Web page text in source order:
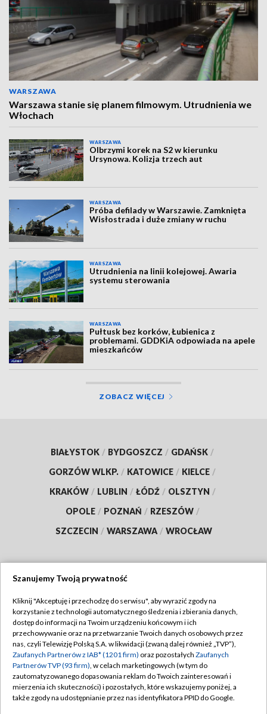
WARSZAWA
Warszawa stanie się planem filmowym. Utrudnienia we
Włochach
WARSZAWA
Olbrzymi korek na S2 w kierunku
Ursynowa. Kolizja trzech aut
WARSZAWA
Próba defilady w Warszawie. Zamknięta
Wisłostrada i duże zmiany w ruchu
WARSZAWA
Utrudnienia na linii kolejowej. Awaria
systemu sterowania
WARSZAWA
Pułtusk bez korków, Łubienica z
problemami. GDDKiA odpowiada na apele
mieszkańców
ZOBACZ WIĘCEJ
BIAŁYSTOK / BYDGOSZCZ / GDAŃSK /
GORZÓW WLKP. / KATOWICE / KIELCE /
KRAKÓW / LUBLIN / ŁÓDŹ / OLSZTYN /
OPOLE / POZNAŃ / RZESZÓW /
SZCZECIN / WARSZAWA / WROCŁAW
TVP
Abonament TVP
Emisja w TVP
Centrum informacji TVP
Naziemna Telewizja Cyfrowa
Regulamin TVP
Polityka prywatności
Moje zgody
Pomoc
Szanujemy Twoją prywatność
Kliknij "Akceptuję i przechodzę do serwisu", aby wyrazić zgody na
korzystanie z technologii automatycznego śledzenia i zbierania danych,
dostęp do informacji na Twoim urządzeniu końcowym i ich
przechowywanie oraz na przetwarzanie Twoich danych osobowych przez
nas, czyli Telewizję Polską S.A. w likwidacji (zwaną dalej również „TVP”),
Zaufanych Partnerów z IAB* (1201 firm) oraz pozostałych Zaufanych
Partnerów TVP (93 firm), w celach marketingowych (w tym do
zautomatyzowanego dopasowania reklam do Twoich zainteresowań i
mierzenia ich skuteczności) i pozostałych, które wskazujemy poniżej, a
także zgody na udostępnianie przez nas identyfikatora PPID do Google.